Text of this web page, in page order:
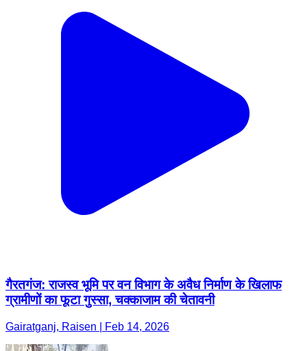
गैरतगंज: राजस्व भूमि पर वन विभाग के अवैध निर्माण के खिलाफ
ग्रामीणों का फूटा गुस्सा, चक्काजाम की चेतावनी
Gairatganj, Raisen | Feb 14, 2026